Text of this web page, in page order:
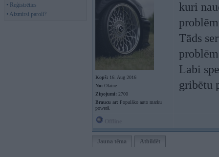
• Reģistrēties
• Aizmirsi paroli?
Kopš: 16. Aug 2016
No: Olaine
Ziņojumi: 2700
Braucu ar: Populāko auto marku
powerā.
kuri
Tāds
Labi
gribētu
Jauna tēma Atbildēt